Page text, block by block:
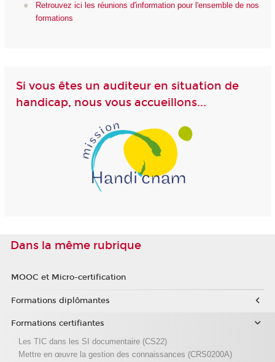
Retrouvez ici les réunions d'information pour l'ensemble de nos
formations
Si vous êtes un auditeur en situation de
handicap, nous vous accueillons...
Dans la même rubrique
MOOC et Micro-certification
Formations diplômantes
Formations certifiantes
Les TIC dans les SI documentaire (CS22)
Mettre en œuvre la gestion des connaissances (CRS0200A)